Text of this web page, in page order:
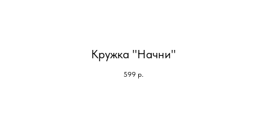
Кружка "Начни"
599 р.